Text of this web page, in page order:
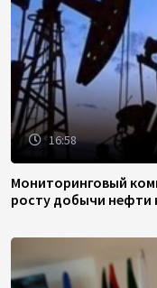
16:58
Мониторинговый
росту добычи нефти